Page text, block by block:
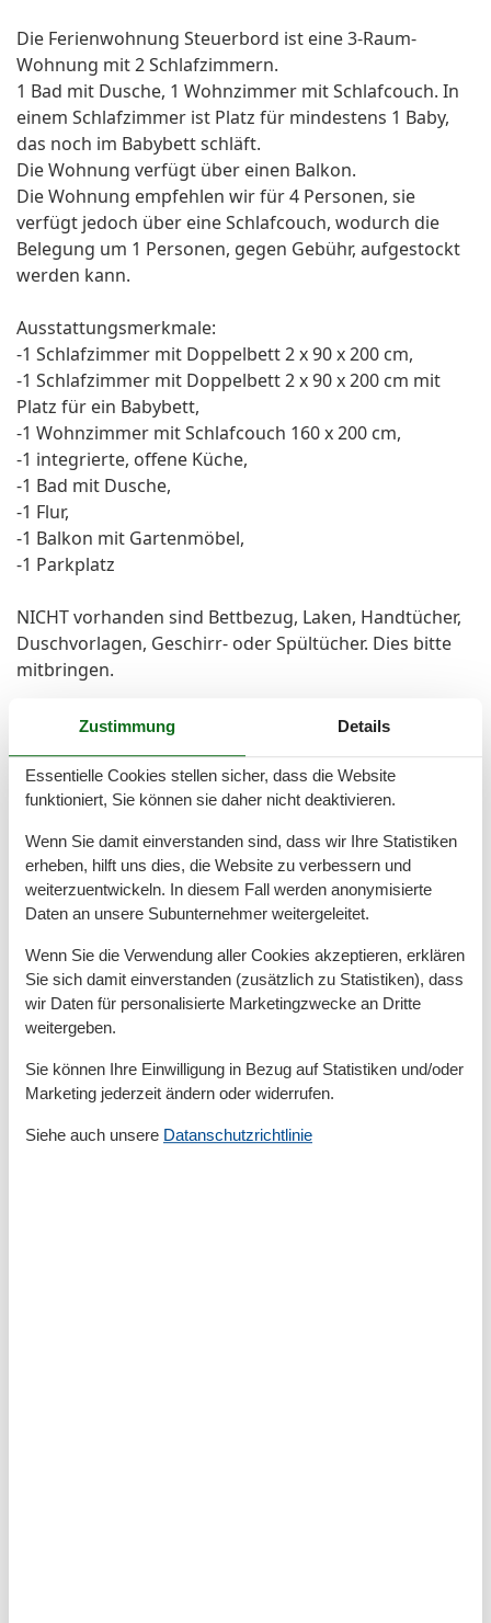
Die Ferienwohnung Steuerbord ist eine 3-Raum-
Wohnung mit 2 Schlafzimmern.
1 Bad mit Dusche, 1 Wohnzimmer mit Schlafcouch. In
einem Schlafzimmer ist Platz für mindestens 1 Baby,
das noch im Babybett schläft.
Die Wohnung verfügt über einen Balkon.
Die Wohnung empfehlen wir für 4 Personen, sie
verfügt jedoch über eine Schlafcouch, wodurch die
Belegung um 1 Personen, gegen Gebühr, aufgestockt
werden kann.
Ausstattungsmerkmale:
-1 Schlafzimmer mit Doppelbett 2 x 90 x 200 cm,
-1 Schlafzimmer mit Doppelbett 2 x 90 x 200 cm mit
Platz für ein Babybett,
-1 Wohnzimmer mit Schlafcouch 160 x 200 cm,
-1 integrierte, offene Küche,
-1 Bad mit Dusche,
-1 Flur,
-1 Balkon mit Gartenmöbel,
-1 Parkplatz
NICHT vorhanden sind Bettbezug, Laken, Handtücher,
Duschvorlagen, Geschirr- oder Spültücher. Dies bitte
mitbringen.
Gesamte Ausstattung
Aktivität einrichtungen
Reiten
Tauchen
Entfernungen
Zum Bahnhof
300 m
Zum Bäcker
200 m
Zum Flughafen
30 km
Zum Geldautomaten/Bank
600 m
Zum Golfplatz
Zum Radweg
1 km
Zum Strand
Zum Wanderweg
Zustimmung Details
Essentielle Cookies stellen sicher, dass die Website
funktioniert, Sie können sie daher nicht deaktivieren.
Wenn Sie damit einverstanden sind, dass wir Ihre Statistiken
erheben, hilft uns dies, die Website zu verbessern und
weiterzuentwickeln. In diesem Fall werden anonymisierte
Daten an unsere Subunternehmer weitergeleitet.
Wenn Sie die Verwendung aller Cookies akzeptieren, erklären
Sie sich damit einverstanden (zusätzlich zu Statistiken), dass
wir Daten für personalisierte Marketingzwecke an Dritte
weitergeben.
Sie können Ihre Einwilligung in Bezug auf Statistiken und/oder
Marketing jederzeit ändern oder widerrufen.
Siehe auch unsere Datanschutzrichtlinie